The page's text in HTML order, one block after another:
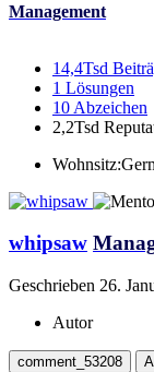
Management
14,4Tsd
1 Lösungen
10 Abzeichen
2,2Tsd
Wohnsitz:
whipsaw
Geschrieben 26.
Autor
comment_53208